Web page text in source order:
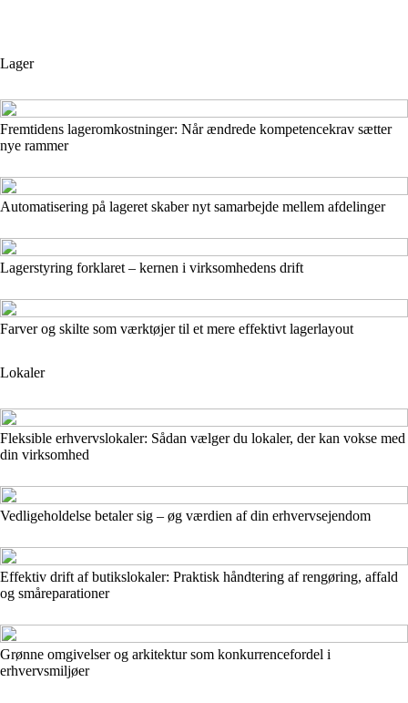
Lager
Fremtidens lageromkostninger: Når ændrede kompetencekrav sætter
nye rammer
Automatisering på lageret skaber nyt samarbejde mellem afdelinger
Lagerstyring forklaret – kernen i virksomhedens drift
Farver og skilte som værktøjer til et mere effektivt lagerlayout
Lokaler
Fleksible erhvervslokaler: Sådan vælger du lokaler, der kan vokse med
din virksomhed
Vedligeholdelse betaler sig – øg værdien af din erhvervsejendom
Effektiv drift af butikslokaler: Praktisk håndtering af rengøring, affald
og småreparationer
Grønne omgivelser og arkitektur som konkurrencefordel i
erhvervsmiljøer